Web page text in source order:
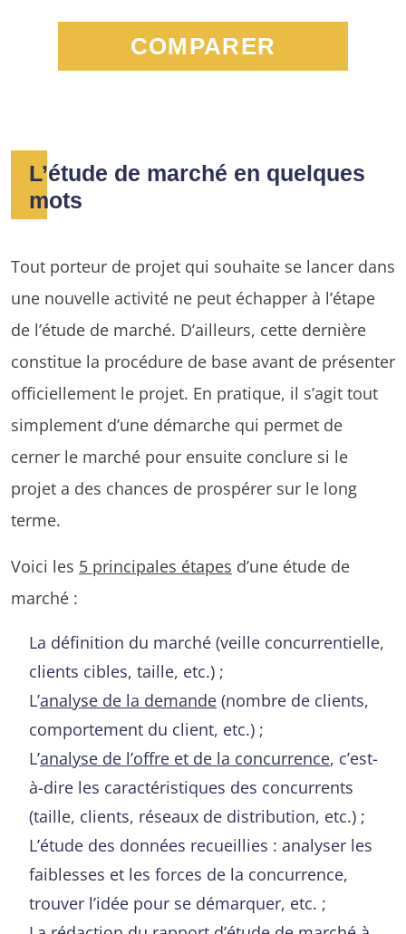
COMPARER
L’étude de marché en quelques
mots
Tout porteur de projet qui souhaite se lancer dans
une nouvelle activité ne peut échapper à l’étape
de l’étude de marché. D’ailleurs, cette dernière
constitue la procédure de base avant de présenter
officiellement le projet. En pratique, il s’agit tout
simplement d’une démarche qui permet de
cerner le marché pour ensuite conclure si le
projet a des chances de prospérer sur le long
terme.
Voici les 5 principales étapes d’une étude de
marché :
La définition du marché (veille concurrentielle,
clients cibles, taille, etc.) ;
L’analyse de la demande (nombre de clients,
comportement du client, etc.) ;
L’analyse de l’offre et de la concurrence, c’est-
à-dire les caractéristiques des concurrents
(taille, clients, réseaux de distribution, etc.) ;
L’étude des données recueillies : analyser les
faiblesses et les forces de la concurrence,
trouver l’idée pour se démarquer, etc. ;